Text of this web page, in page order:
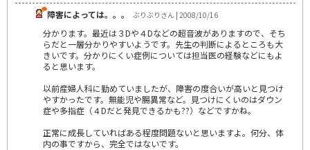
障害によっては。。。
ぶりぶりさん | 2008/10/16
分かります。最近は３Dや４Dなどの超音波がありますので、そち
らだと一層分かりやすいようです。先生の判断によるところも大
きいです。分かりにくい症例については担当医の経験などにもよ
ると思います。
以前産婦人科に勤めていましたが、障害の度合いが高いと見つけ
やすかったです。無能児や腸異常など。見つけにくいのはダウン
症や多指症（４Dだと発見できるかも??）などですかね。
正常に成長していればある程度問題ないと思いますよ。何分、体
内の事ですから、完全ではないです。